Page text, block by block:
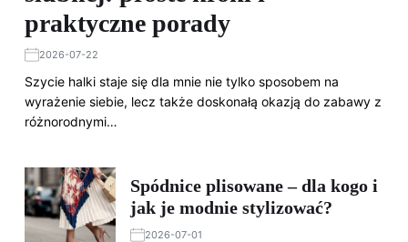
praktyczne porady
2026-07-22
Szycie halki staje się dla mnie nie tylko sposobem na
wyrażenie siebie, lecz także doskonałą okazją do zabawy z
różnorodnymi…
Spódnice plisowane – dla kogo i
jak je modnie stylizować?
2026-07-01